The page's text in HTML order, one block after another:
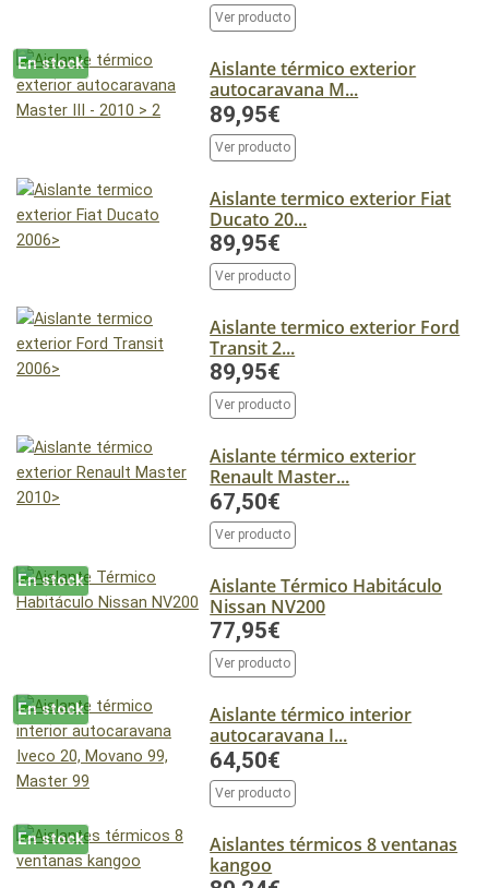
Ver producto
En stock
Aislante térmico exterior
autocaravana M...
89,95€
Ver producto
Aislante termico exterior Fiat
Ducato 20...
89,95€
Ver producto
Aislante termico exterior Ford
Transit 2...
89,95€
Ver producto
Aislante térmico exterior
Renault Master...
67,50€
Ver producto
En stock
Aislante Térmico Habitáculo
Nissan NV200
77,95€
Ver producto
En stock
Aislante térmico interior
autocaravana I...
64,50€
Ver producto
En stock
Aislantes térmicos 8 ventanas
kangoo